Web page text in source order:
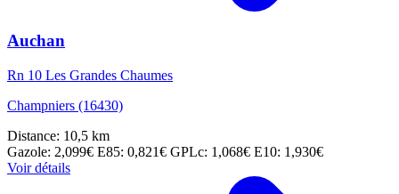
Auchan
Rn 10 Les Grandes Chaumes
Champniers (16430)
Distance: 10,5 km
Gazole: 2,099€ E85: 0,821€ GPLc: 1,068€ E10: 1,930€
Voir détails